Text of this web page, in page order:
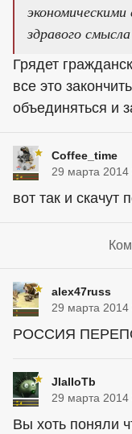
здравого смысла
Грядет
все это
объединяться и
Coffee_time
29 марта 2014
вот так и скачут
alex47russ
29 марта 2014
РОССИЯ
JIaIIoTb
29 марта 2014
Вы хоть поняли